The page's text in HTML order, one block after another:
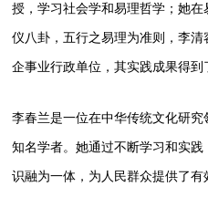
授，学习社会学和易理哲学；她
仪八卦，五行之易理为准则，李
企事业行政单位，其实践成果得到
李春兰是一位在中华传统文化研
知名学者。她通过不断学习和实
识融为一体，为人民群众提供了